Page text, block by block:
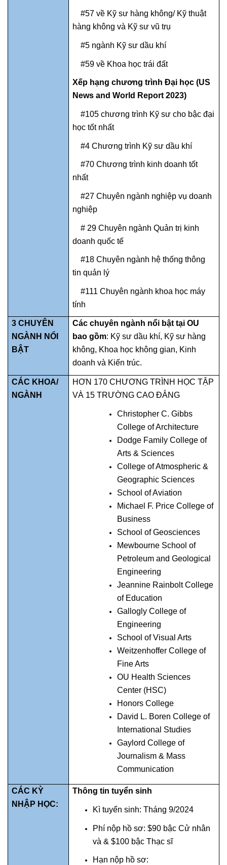
#57 về Kỹ sư hàng không/ Kỹ thuật
hàng không và Kỹ sư vũ trụ
#5 ngành Kỹ sư dầu khí
#59 về Khoa học trái đất
Xếp hạng chương trình Đại học (US
News and World Report 2023)
#105 chương trình Kỹ sư cho bậc đại
học tốt nhất
#4 Chương trình Kỹ sư dầu khí
#70 Chương trình kinh doanh tốt
nhất
#27 Chuyên ngành nghiệp vụ doanh
nghiệp
# 29 Chuyên ngành Quản trị kinh
doanh quốc tế
#18 Chuyên ngành hệ thống thông
tin quản lý
#111 Chuyên ngành khoa học máy
tính
3 CHUYÊN
NGÀNH NỔI
BẬT
Các chuyên ngành nổi bật tại OU
bao gồm: Kỹ sư dầu khí, Kỹ sư hàng
không, Khoa học không gian, Kinh
doanh và Kiến trúc.
CÁC KHOA/
NGÀNH
HƠN 170 CHƯƠNG TRÌNH HỌC TẬP
VÀ 15 TRƯỜNG CAO ĐẲNG
Christopher C. Gibbs
College of Architecture
Dodge Family College of
Arts & Sciences
College of Atmospheric &
Geographic Sciences
School of Aviation
Michael F. Price College of
Business
School of Geosciences
Mewbourne School of
Petroleum and Geological
Engineering
Jeannine Rainbolt College
of Education
Gallogly College of
Engineering
School of Visual Arts
Weitzenhoffer College of
Fine Arts
OU Health Sciences
Center (HSC)
Honors College
David L. Boren College of
International Studies
Gaylord College of
Journalism & Mass
Communication
CÁC KỲ
NHẬP HỌC:
Thông tin tuyển sinh
Kì tuyển sinh: Tháng 9/2024
Phí nộp hồ sơ: $90 bậc Cử nhân
và & $100 bậc Thạc sĩ
Hạn nộp hồ sơ: